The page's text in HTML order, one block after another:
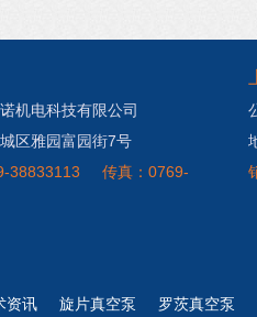
机电科技有限公司
区雅园富园街7号
38833113
传真：0769-
资讯 旋片真空泵 罗茨真空泵